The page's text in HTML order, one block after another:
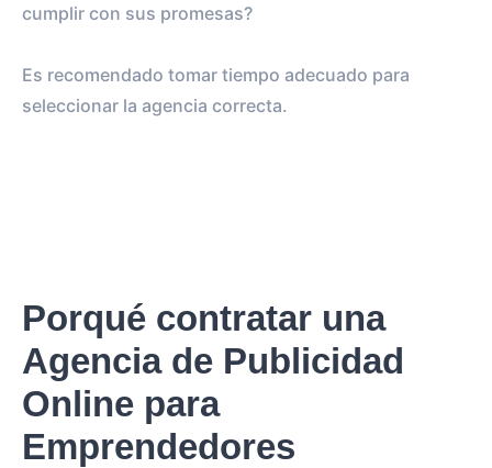
cumplir con sus promesas?
Es recomendado tomar tiempo adecuado para
seleccionar la agencia correcta.
Porqué contratar una
Agencia de Publicidad
Online para
Emprendedores